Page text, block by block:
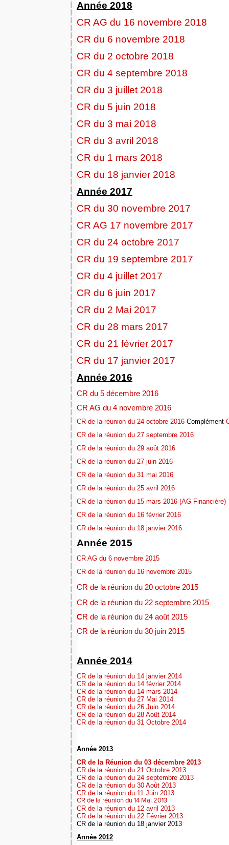
Année 2018
CR AG du 16 novembre 2018
CR du 6 novembre 2018
CR du 2 octobre 2018
CR du 4 septembre 2018
CR du 3 juillet 2018
CR du 5 juin 2018
CR du 3 mai 2018
CR du 3 avril 2018
CR du 1 mars 2018
CR du 18 janvier 2018
Année 2017
CR du 30 novembre 2017
CR AG 17 novembre 2017
CR du 24 octobre 2017
CR du 19 septembre 2017
CR du 4 juillet 2017
CR du 6 juin 2017
CR du 2 Mai 2017
CR du 28 mars 2017
CR du 21 février 2017
CR du 17 janvier 2017
Année 2016
CR du 5 décembre 2016
CR AG du 4 novembre 2016
CR de la réunion du 24 octobre 2016 Complément
CR de la réunion du 27 septembre 2016
CR de la réunion du 29 août 2016
CR de la réunion du 27 juin 2016
CR de la réunion du 31 mai 2016
CR de la réunion du 25 avril 2016
CR de la réunion du 15 mars 2016 (AG Financière)
CR de la réunion du 16 février 2016
CR de la réunion du 18 janvier 2016
Année 2015
CR AG du 6 novembre 2015
CR de la réunion du 16 novembre 2015
CR de la réunion du 20 octobre 2015
CR de la réunion du 22 septembre 2015
CR de la réunion du 24 août 2015
CR de la réunion du 30 juin 2015
Année 2014
CR de la réunion du 14 janvier 2014
CR de la réunion du 14 février 2014
CR de la réunion du 14 mars 2014
CR de la réunion du 27 Mai 2014
CR de la réunion du 26 Juin 2014
CR de la réunion du 28 Août 2014
CR de la réunion du 31 Octobre 2014
Année 2013
CR de la Réunion du 03 décembre 2013
CR de la réunion du 21 Octobre 2013
CR de la réunion du 24 septembre 2013
CR de la réunion du 30 Août 2013
CR de la réunion du 11 Juin 2013
CR de la réunion du 14 Mai 2013
CR de la réunion du 12 avril 2013
CR de la réunion du 22 Février 2013
CR de la réunion du 18 janvier 2013
Année 2012